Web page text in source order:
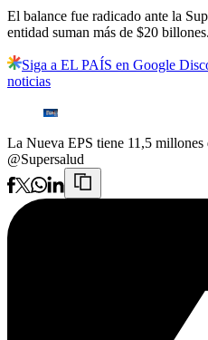
El balance fue radicado ante la
entidad suman más de $20 billones.
Siga a EL PAÍS en Google
noticias
La Nueva EPS tiene 11,5
@Supersalud